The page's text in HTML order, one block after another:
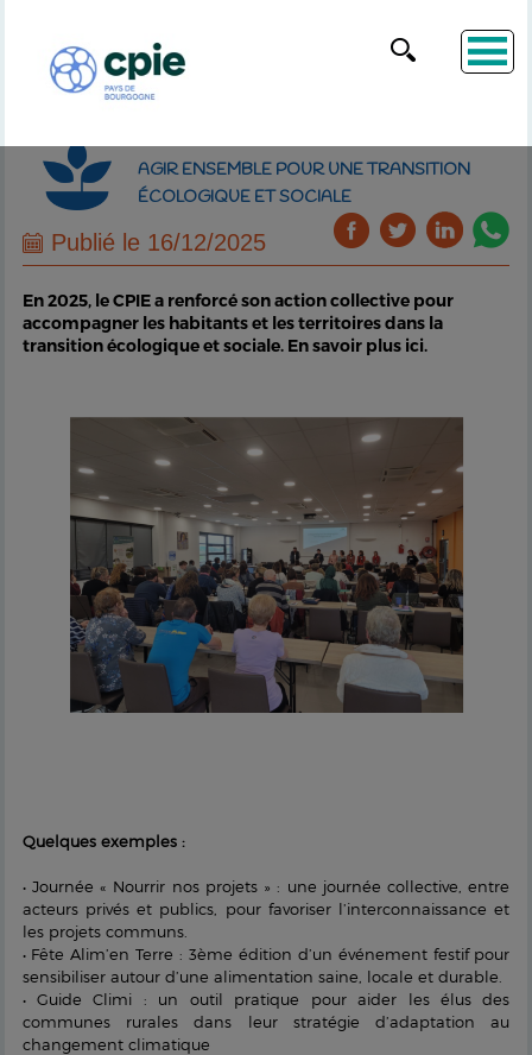
AGIR ENSEMBLE POUR UNE TRANSITION
ÉCOLOGIQUE ET SOCIALE
Publié le 16/12/2025
En 2025, le CPIE a renforcé son action collective pour
accompagner les habitants et les territoires dans la
transition écologique et sociale. En savoir plus ici.
Quelques exemples :
• Journée « Nourrir nos projets » : une journée collective, entre
acteurs privés et publics, pour favoriser l’interconnaissance et
les projets communs.
•Fête Alim’en Terre : 3ème édition d’un événement festif pour
sensibiliser autour d’une alimentation saine, locale et durable.
• Guide Climi : un outil pratique pour aider les élus des
communes rurales dans leur stratégie d’adaptation au
changement climatique